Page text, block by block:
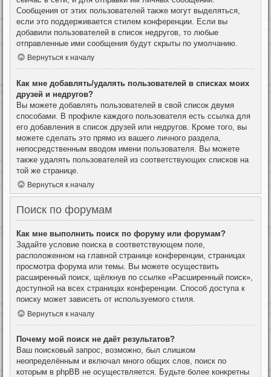
Сообщения от этих пользователей также могут выделяться,
если это поддерживается стилем конференции. Если вы
добавили пользователей в список недругов, то любые
отправленные ими сообщения будут скрыты по умолчанию.
Вернуться к началу
Как мне добавлять/удалять пользователей в списках моих
друзей и недругов?
Вы можете добавлять пользователей в свой список двумя
способами. В профиле каждого пользователя есть ссылка для
его добавления в список друзей или недругов. Кроме того, вы
можете сделать это прямо из вашего личного раздела,
непосредственным вводом имени пользователя. Вы можете
также удалять пользователей из соответствующих списков на
той же странице.
Вернуться к началу
Поиск по форумам
Как мне выполнить поиск по форуму или форумам?
Задайте условие поиска в соответствующем поле,
расположенном на главной странице конференции, страницах
просмотра форума или темы. Вы можете осуществить
расширенный поиск, щёлкнув по ссылке «Расширенный поиск»,
доступной на всех страницах конференции. Способ доступа к
поиску может зависеть от используемого стиля.
Вернуться к началу
Почему мой поиск не даёт результатов?
Ваш поисковый запрос, возможно, был слишком
неопределённым и включал много общих слов, поиск по
которым в phpBB не осуществляется. Будьте более конкретны